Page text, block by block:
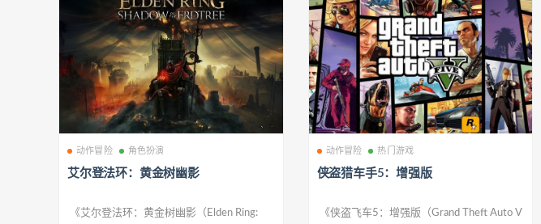
动作冒险 角色扮演
艾尔登法环：黄金树幽影
《艾尔登法环：黄金树幽影（Elden Ring:
动作冒险 热门游戏
侠盗猎车手5：增强版
《侠盗飞车5：增强版（Grand Theft Auto V